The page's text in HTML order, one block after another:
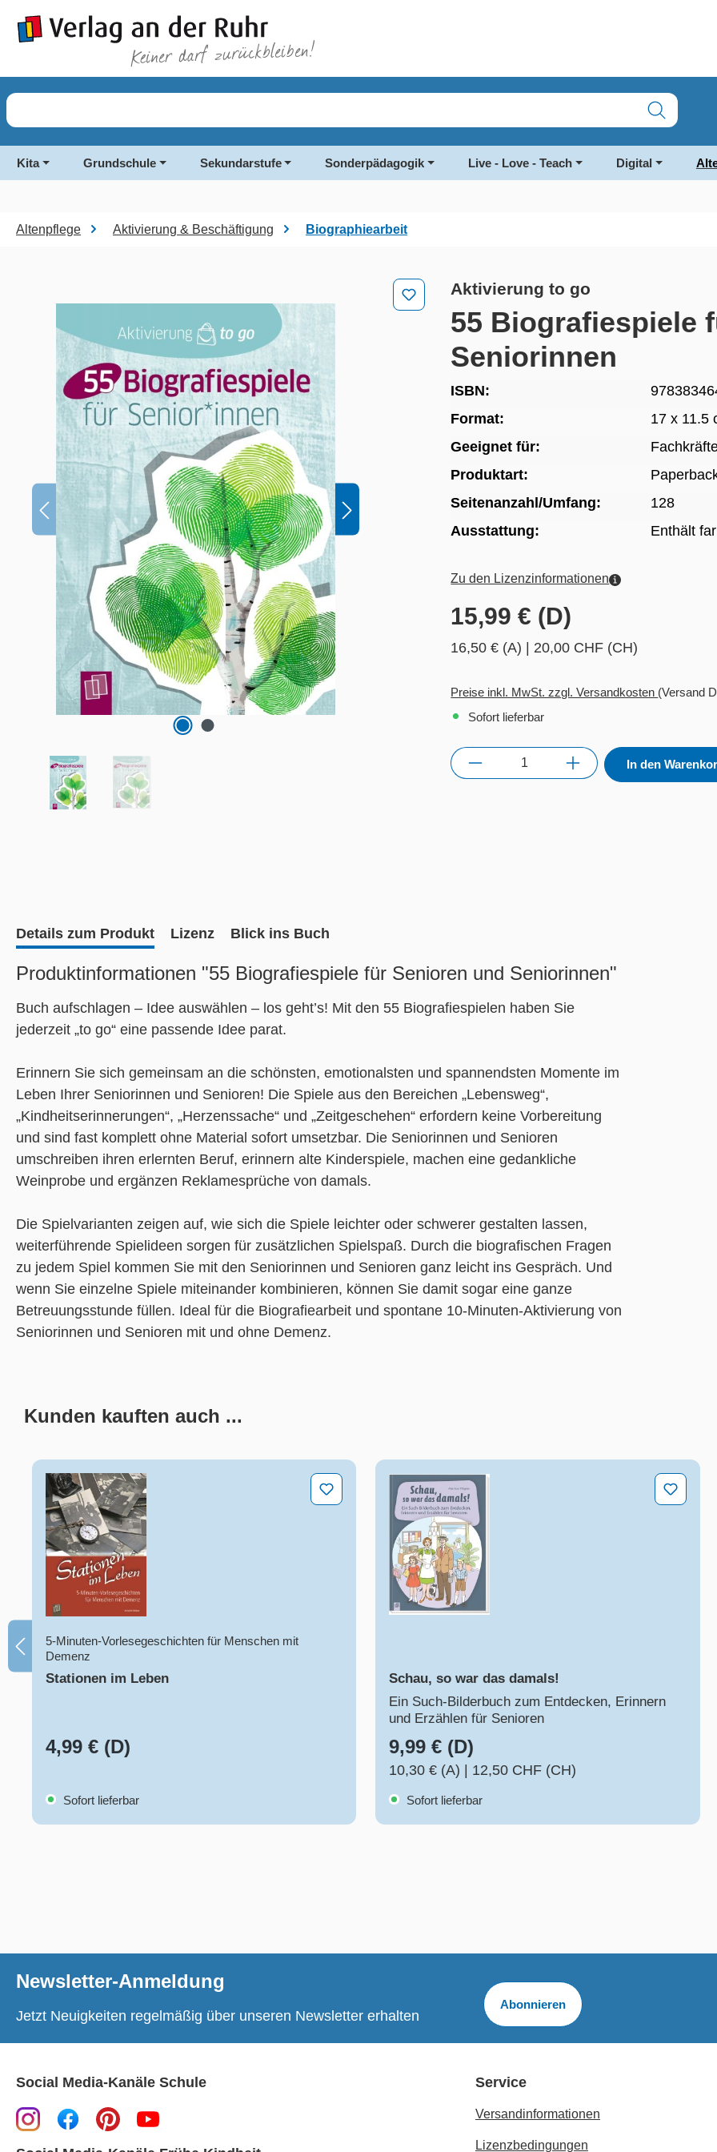
Zur Hauptnavigation springen
Kita Grundschule Sekundarstufe Sonderpädagogik Live - Love - Teach Digital
Altenpflege Aktivierung & Beschäftigung Biographiearbeit
Aktivierung to go
55 Biografiespiele
Seniorinnen
ISBN:
Format:
17 x 11.5
Geeignet für:
Produktart:
Seitenanzahl/Umfang:
128
Ausstattung:
Enthält
Zu den Lizenzinformationen
15,99 € (D)
16,50 € (A) 20,00 CHF (CH)
Preise inkl. MwSt. zzgl. Versandkosten (Versand
Sofort lieferbar
Anzahl In den
Details zum Produkt Lizenz Blick ins Buch
Produktinformationen "55 Biografiespiele für Senioren und Seniorinnen"
Buch aufschlagen – Idee auswählen – los geht’s! Mit den 55 Biografiespielen haben Sie
jederzeit „to go“ eine passende Idee parat.
Erinnern Sie sich gemeinsam an die schönsten, emotionalsten und spannendsten Momente im
Leben Ihrer Seniorinnen und Senioren! Die Spiele aus den Bereichen „Lebensweg“,
„Kindheitserinnerungen“, „Herzenssache“ und „Zeitgeschehen“ erfordern keine Vorbereitung
und sind fast komplett ohne Material sofort umsetzbar. Die Seniorinnen und Senioren
umschreiben ihren erlernten Beruf, erinnern alte Kinderspiele, machen eine gedankliche
Weinprobe und ergänzen Reklamesprüche von damals.
Die Spielvarianten zeigen auf, wie sich die Spiele leichter oder schwerer gestalten lassen,
weiterführende Spielideen sorgen für zusätzlichen Spielspaß. Durch die biografischen Fragen
zu jedem Spiel kommen Sie mit den Seniorinnen und Senioren ganz leicht ins Gespräch. Und
wenn Sie einzelne Spiele miteinander kombinieren, können Sie damit sogar eine ganze
Betreuungsstunde füllen. Ideal für die Biografiearbeit und spontane 10-Minuten-Aktivierung von
Seniorinnen und Senioren mit und ohne Demenz.
Kunden kauften auch ...
Stationen im Leben
5-Minuten-Vorlesegeschichten für Menschen mit
Demenz
Stationen im Leben
4,99 € (D)
Sofort lieferbar
Schau, so war das damals!
Schau, so war das damals!
Ein Such-Bilderbuch zum Entdecken, Erinnern
und Erzählen für Senioren
9,99 € (D)
10,30 € (A) 12,50 CHF (CH)
Sofort lieferbar
Newsletter-Anmeldung
Jetzt Neuigkeiten regelmäßig über unseren Newsletter erhalten
Abonnieren
Social Media-Kanäle Schule Service
Versandinformationen
Lizenzbedingungen